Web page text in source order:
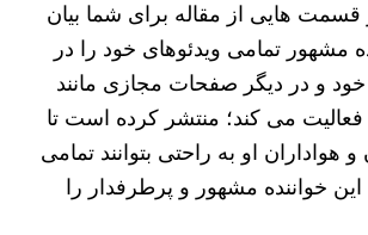
هایی از مقاله برای شما بیان
مشهور تمامی ویدئوهای خود را در
خود و در دیگر صفحات مجازی مانند
فعالیت می کند؛ منتشر کرده است تا
هواداران او به راحتی بتوانند تمامی
خواننده مشهور و پرطرفدار را